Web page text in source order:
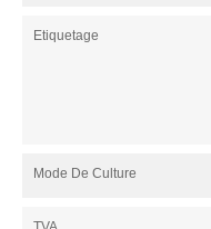
Etiquetage
Mode De Culture